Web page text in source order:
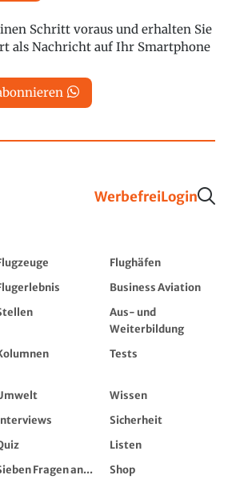
Schritt voraus und erhalten Sie
als Nachricht auf Ihr Smartphone
WerbefreiLogin
Flughäfen
Business Aviation
Aus- und
Weiterbildung
Tests
Wissen
Sicherheit
Listen
Fragen an...
Shop